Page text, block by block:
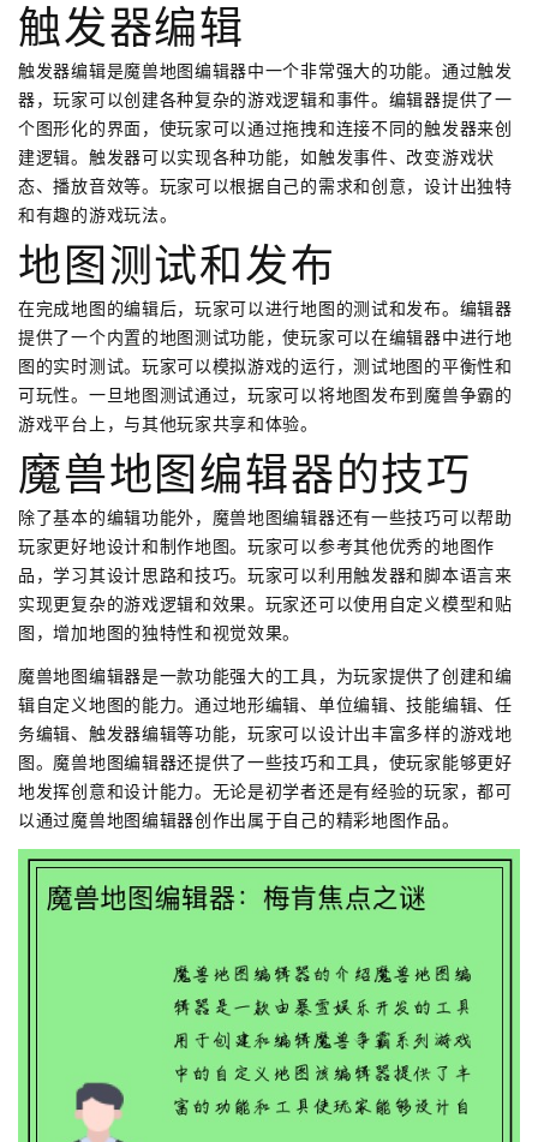
触发器编辑
触发器编辑是魔兽地图编辑器中一个非常强大的功能。通过触发
器，玩家可以创建各种复杂的游戏逻辑和事件。编辑器提供了一
个图形化的界面，使玩家可以通过拖拽和连接不同的触发器来创
建逻辑。触发器可以实现各种功能，如触发事件、改变游戏状
态、播放音效等。玩家可以根据自己的需求和创意，设计出独特
和有趣的游戏玩法。
地图测试和发布
在完成地图的编辑后，玩家可以进行地图的测试和发布。编辑器
提供了一个内置的地图测试功能，使玩家可以在编辑器中进行地
图的实时测试。玩家可以模拟游戏的运行，测试地图的平衡性和
可玩性。一旦地图测试通过，玩家可以将地图发布到魔兽争霸的
游戏平台上，与其他玩家共享和体验。
魔兽地图编辑器的技巧
除了基本的编辑功能外，魔兽地图编辑器还有一些技巧可以帮助
玩家更好地设计和制作地图。玩家可以参考其他优秀的地图作
品，学习其设计思路和技巧。玩家可以利用触发器和脚本语言来
实现更复杂的游戏逻辑和效果。玩家还可以使用自定义模型和贴
图，增加地图的独特性和视觉效果。
魔兽地图编辑器是一款功能强大的工具，为玩家提供了创建和编
辑自定义地图的能力。通过地形编辑、单位编辑、技能编辑、任
务编辑、触发器编辑等功能，玩家可以设计出丰富多样的游戏地
图。魔兽地图编辑器还提供了一些技巧和工具，使玩家能够更好
地发挥创意和设计能力。无论是初学者还是有经验的玩家，都可
以通过魔兽地图编辑器创作出属于自己的精彩地图作品。